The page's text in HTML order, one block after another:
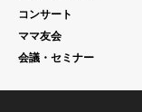
コンサート
ママ友会
会議・セミナー